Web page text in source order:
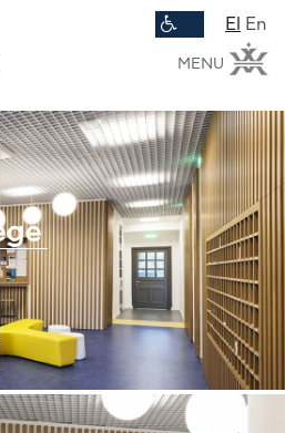
El En
MENU